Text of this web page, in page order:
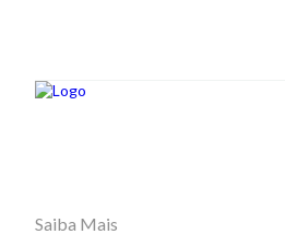
Saiba Mais